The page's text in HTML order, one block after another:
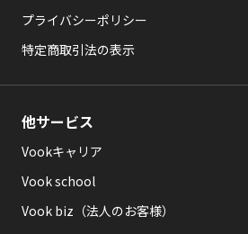
プライバシーポリシー
特定商取引法の表示
他サービス
Vookキャリア
Vook school
Vook biz（法人のお客様）